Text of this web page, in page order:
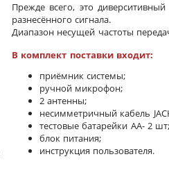
Прежде всего, это
разнесённого сигнала.
Диапазон несущей частоты
В комплект поставки входит:
приёмник системы;
ручной микрофон;
2 антенны;
несимметричный кабель
тестовые батарейки АА- 2 шт;
блок питания;
инструкция пользователя.